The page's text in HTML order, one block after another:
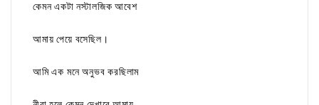
কেমন একটা নস্টালজিক আবেশ
আমায় পেয়ে বসেছিল।
আমি এক মনে অনুভব করছিলাম